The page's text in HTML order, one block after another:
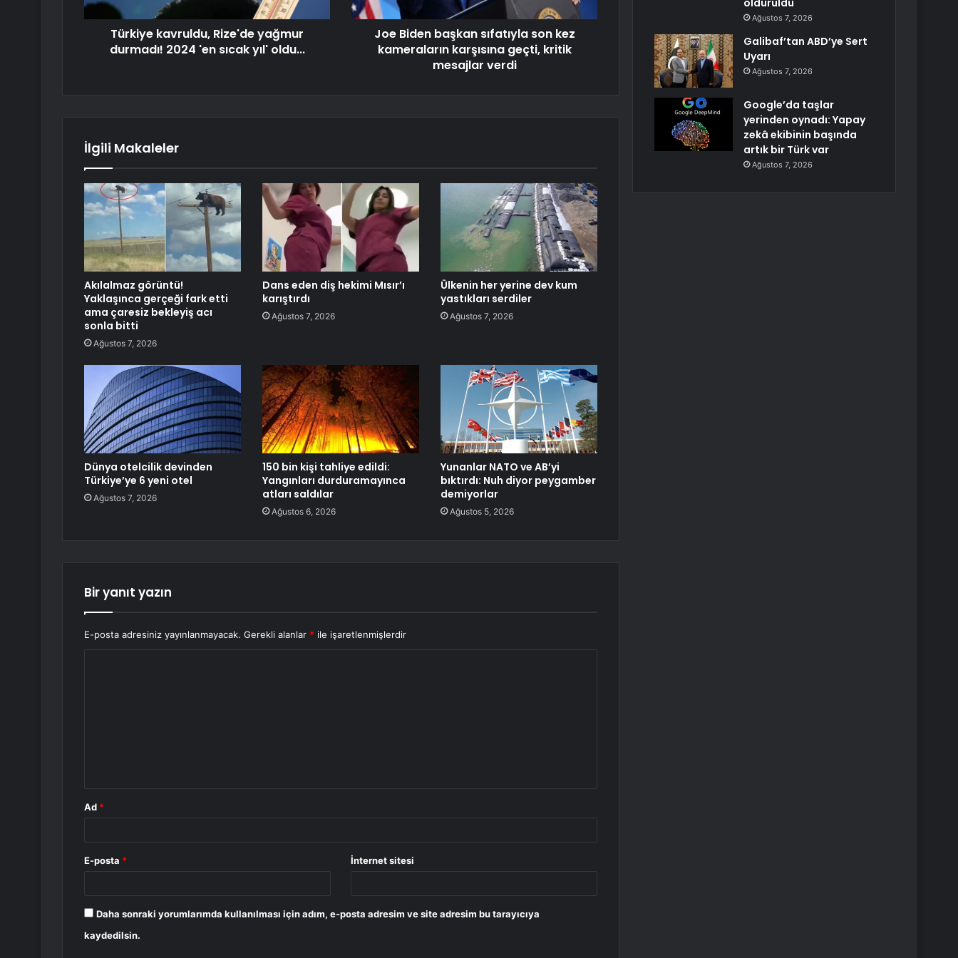
Türkiye kavruldu, Rize'de yağmur
durmadı! 2024 'en sıcak yıl' oldu...
Joe Biden başkan sıfatıyla son kez
kameraların karşısına geçti, kritik
mesajlar verdi
İlgili Makaleler
Akılalmaz görüntü!
Yaklaşınca gerçeği fark etti
ama çaresiz bekleyiş acı
sonla bitti
Ağustos 7, 2026
Dans eden diş hekimi Mısır’ı
karıştırdı
Ağustos 7, 2026
Ülkenin her yerine dev kum
yastıkları serdiler
Ağustos 7, 2026
Dünya otelcilik devinden
Türkiye’ye 6 yeni otel
Ağustos 7, 2026
150 bin kişi tahliye edildi:
Yangınları durduramayınca
atları saldılar
Ağustos 6, 2026
Yunanlar NATO ve AB’yi
bıktırdı: Nuh diyor peygamber
demiyorlar
Ağustos 5, 2026
Bir yanıt yazın
E-posta adresiniz yayınlanmayacak. Gerekli alanlar * ile işaretlenmişlerdir
Ad *
E-posta * İnternet sitesi
Daha sonraki yorumlarımda kullanılması için adım, e-posta adresim ve site adresim bu tarayıcıya
kaydedilsin.
öldürüldü
Ağustos 7, 2026
Galibaf’tan ABD’ye Sert
Uyarı
Ağustos 7, 2026
Google’da taşlar
yerinden oynadı: Yapay
zekâ ekibinin başında
artık bir Türk var
Ağustos 7, 2026